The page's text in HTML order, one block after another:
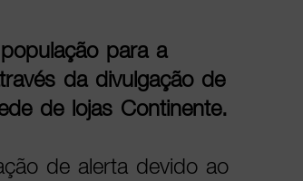
para a
da divulgação de
de lojas Continente.
de alerta devido ao